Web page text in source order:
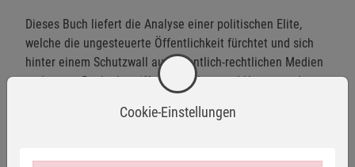
Dieses Buch liefert die Analyse einer politischen Elite,
welche die ungesteuerte Öffentlichkeit fürchtet und sich
hinter einem Schutzwall aus öffentlich-rechtlichen Medien
und vagen Rechtsbegriffen wie »Hass und Hetze« und
Cookie-Einstellungen